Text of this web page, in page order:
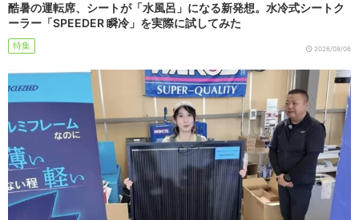
酷暑の運転席、シートが「水風呂」になる新発想。水冷式シートク
ーラー「SPEEDER 瞬冷」を実際に試してみた
特集 2026/08/06